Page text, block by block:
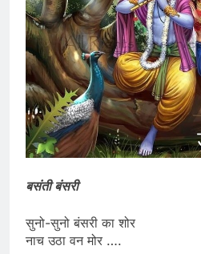
बसंती बंसरी
सुनो-सुनो बंसरी का शोर
नाच उठा वन मोर ….